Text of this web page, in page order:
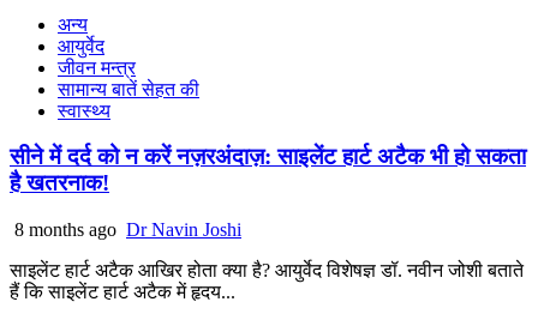
अन्य
आयुर्वेद
जीवन मन्त्र
सामान्य बातें सेहत की
स्वास्थ्य
सीने में दर्द को न करें नज़रअंदाज़: साइलेंट हार्ट अटैक भी हो सकता
है खतरनाक!
8 months ago Dr Navin Joshi
साइलेंट हार्ट अटैक आखिर होता क्या है? आयुर्वेद विशेषज्ञ डॉ. नवीन जोशी बताते
हैं कि साइलेंट हार्ट अटैक में हृदय...